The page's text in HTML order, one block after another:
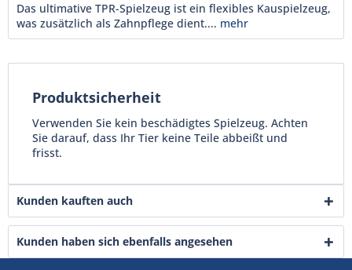
Das ultimative TPR-Spielzeug ist ein flexibles Kauspielzeug,
was zusätzlich als Zahnpflege dient.... mehr
Produktsicherheit
Verwenden Sie kein beschädigtes Spielzeug. Achten
Sie darauf, dass Ihr Tier keine Teile abbeißt und
frisst.
Kunden kauften auch
Kunden haben sich ebenfalls angesehen